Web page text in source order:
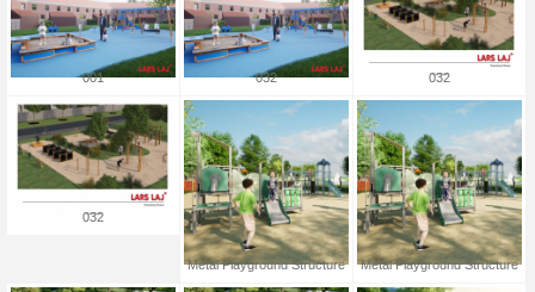
001 032 032
032
Metal Playground Structure Metal Playground Structure